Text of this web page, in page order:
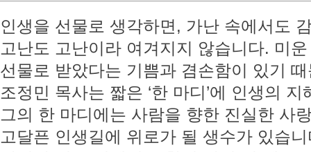
인생을 선물로 생각하면, 가난 속에서도
고난도 고난이라 여겨지지 않습니다. 미
선물로 받았다는 기쁨과 겸손함이 있기
조정민 목사는 짧은 ‘한 마디’에 인생의
그의 한 마디에는 사람을 향한 진실한 사
고달픈 인생길에 위로가 될 생수가 있습